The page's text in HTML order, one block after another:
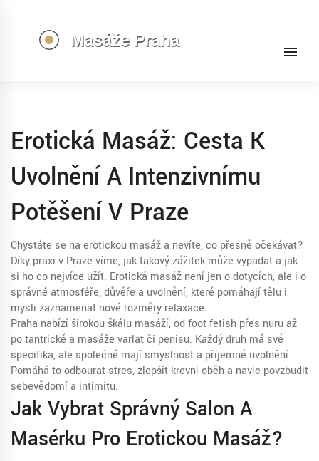
Erotická Masáž: Cesta K
Uvolnění A Intenzivnímu
Potěšení V Praze
Chystáte se na erotickou masáž a nevíte, co přesně očekávat?
Díky praxi v Praze víme, jak takový zážitek může vypadat a jak
si ho co nejvíce užít. Erotická masáž není jen o dotycích, ale i o
správné atmosféře, důvěře a uvolnění, které pomáhají tělu i
mysli zaznamenat nové rozměry relaxace.
Praha nabízí širokou škálu masáží, od foot fetish přes nuru až
po tantrické a masáže varlat či penisu. Každý druh má své
specifika, ale společné mají smyslnost a příjemné uvolnění.
Pomáhá to odbourat stres, zlepšit krevní oběh a navíc povzbudit
sebevědomí a intimitu.
Jak Vybrat Správný Salon A
Masérku Pro Erotickou Masáž?